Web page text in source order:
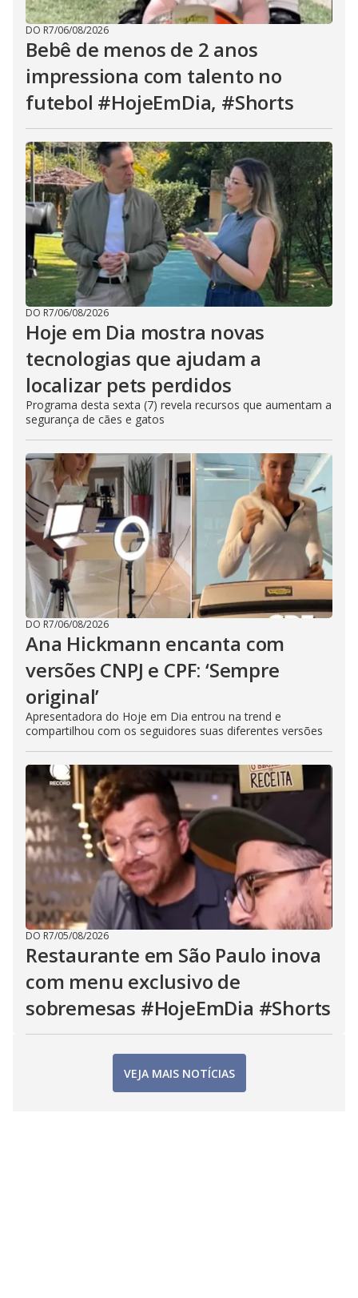
DO R7/06/08/2026
Bebê de menos de 2 anos
impressiona com talento no
futebol #HojeEmDia, #Shorts
DO R7/06/08/2026
Hoje em Dia mostra novas
tecnologias que ajudam a
localizar pets perdidos
Programa desta sexta (7) revela recursos que aumentam a
segurança de cães e gatos
DO R7/06/08/2026
Ana Hickmann encanta com
versões CNPJ e CPF: ‘Sempre
original’
Apresentadora do Hoje em Dia entrou na trend e
compartilhou com os seguidores suas diferentes versões
DO R7/05/08/2026
Restaurante em São Paulo inova
com menu exclusivo de
sobremesas #HojeEmDia #Shorts
VEJA MAIS NOTÍCIAS